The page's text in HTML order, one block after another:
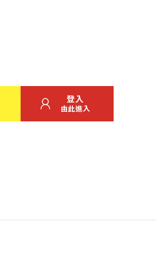
登入
由此進入